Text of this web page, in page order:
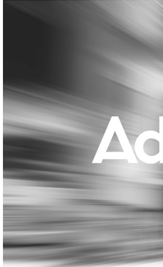
Influencer marketing
Interne communicatie